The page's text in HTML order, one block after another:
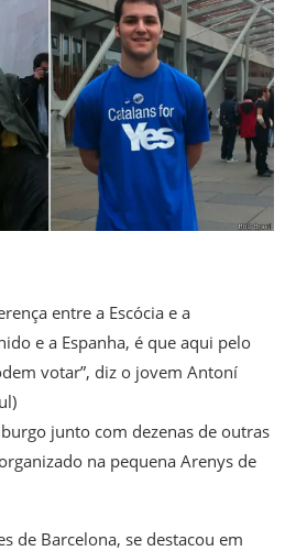
entre a Escócia e a
e a Espanha, é que aqui pelo
votar”, diz o jovem Antoní
junto com dezenas de outras
na pequena Arenys de
de Barcelona, se destacou em